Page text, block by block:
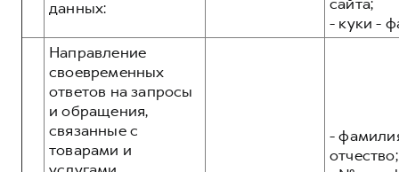
данных:
- куки -
Направление
своевременных
ответов на запросы
и обращения,
связанные с
товарами и
-
отчество;